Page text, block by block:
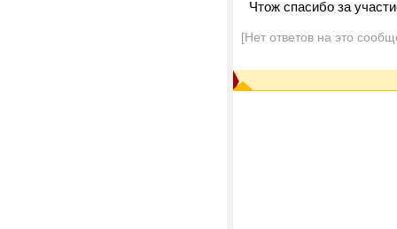
Чтож спасибо за
[Нет ответов на это